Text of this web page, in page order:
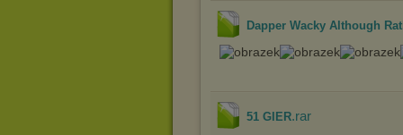
Dapper Wacky Although
51 GIER.rar